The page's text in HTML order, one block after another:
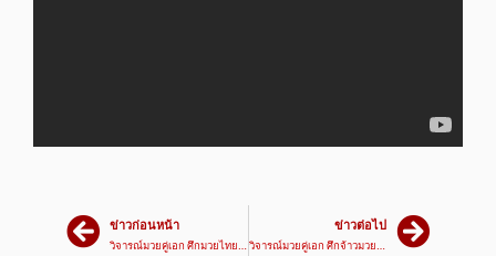
ข่าวก่อนหน้า
วิจารณ์มวยคู่เอก ศึกมวยไทย7สี เพชรดำ VS มหามงคล | 18/04/64 | มวยเด็ด789
ข่าวต่อไป
วิจารณ์มวยคู่เอก ศึกจ้าวมวยไทย ธงสยาม VS ชาติพยัคฆ์ | 26/06/64 | มวยเด็ด789